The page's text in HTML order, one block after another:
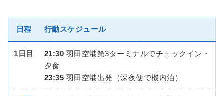
日程 行動スケジュール
1日目 21:30 羽田空港第3ターミナルでチェックイン・
夕食
23:35 羽田空港出発（深夜便で機内泊）